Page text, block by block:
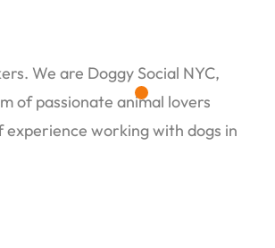
We are Doggy Social NYC,
of passionate animal lovers
experience working with dogs in